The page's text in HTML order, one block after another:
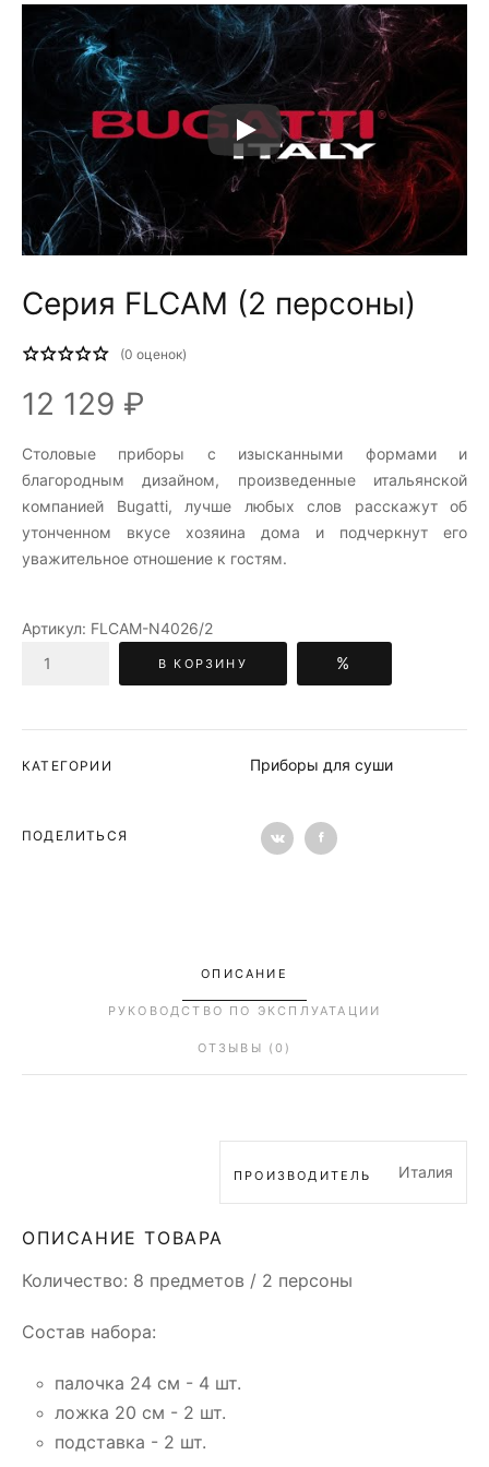
Серия FLCAM (2 персоны)
(0 оценок)
12 129 ₽
Столовые приборы c изысканными формами и
благородным дизайном, произведенные итальянской
компанией Bugatti, лучше любых слов расскажут об
утонченном вкусе хозяина дома и подчеркнут его
уважительное отношение к гостям.
Артикул: FLCAM-N4026/2
В КОРЗИНУ %
КАТЕГОРИИ Приборы для суши
ПОДЕЛИТЬСЯ
ОПИСАНИЕ
РУКОВОДСТВО ПО ЭКСПЛУАТАЦИИ
ОТЗЫВЫ (0)
ПРОИЗВОДИТЕЛЬ Италия
ОПИСАНИЕ ТОВАРА
Количество: 8 предметов / 2 персоны
Состав набора:
палочка 24 см - 4 шт.
ложка 20 см - 2 шт.
подставка - 2 шт.